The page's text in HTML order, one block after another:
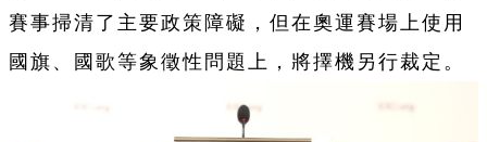
賽事掃清了主要政策障礙，但在奧運賽場上使用
國旗、國歌等象徵性問題上，將擇機另行裁定。